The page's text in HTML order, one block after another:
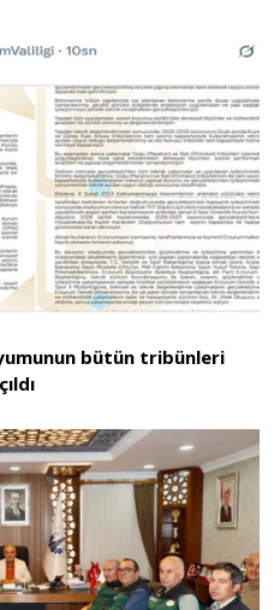
bütün tribünleri